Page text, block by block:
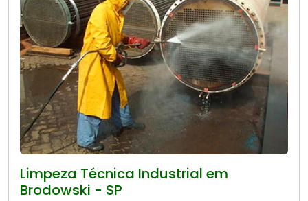
Limpeza Técnica Industrial em
Brodowski - SP